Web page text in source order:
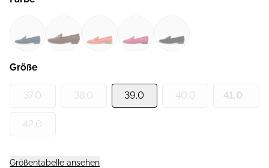
Größe
37.0 38.0 39.0 40.0 41.0
42.0
Größentabelle ansehen